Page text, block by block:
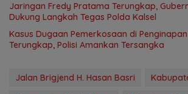
Jaringan Fredy Pratama Terungkap,
Dukung Langkah Tegas Polda Kalsel
Kasus Dugaan Pemerkosaan di
Terungkap, Polisi Amankan Tersangka
Jalan Brigjend H. Hasan Basri